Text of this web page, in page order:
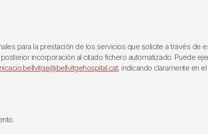
para la prestación de los servicios que solicite a través de
incorporación al citado fichero automatizado. Puede
, indicando claramente en